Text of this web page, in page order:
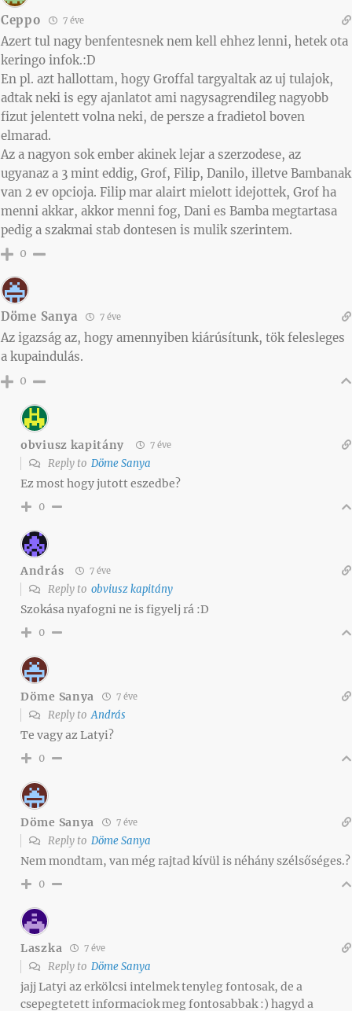
Ceppo 7 éve
Azert tul nagy benfentesnek nem kell ehhez lenni, hetek ota
keringo infok.:D
En pl. azt hallottam, hogy Groffal targyaltak az uj tulajok,
adtak neki is egy ajanlatot ami nagysagrendileg nagyobb
fizut jelentett volna neki, de persze a fradietol boven
elmarad.
Az a nagyon sok ember akinek lejar a szerzodese, az
ugyanaz a 3 mint eddig, Grof, Filip, Danilo, illetve Bambanak
van 2 ev opcioja. Filip mar alairt mielott idejottek, Grof ha
menni akkar, akkor menni fog, Dani es Bamba megtartasa
pedig a szakmai stab dontesen is mulik szerintem.
0
Döme Sanya 7 éve
Az igazság az, hogy amennyiben kiárúsítunk, tök felesleges
a kupaindulás.
0
obviusz kapitány 7 éve
Reply to Döme Sanya
Ez most hogy jutott eszedbe?
0
András 7 éve
Reply to obviusz kapitány
Szokása nyafogni ne is figyelj rá :D
0
Döme Sanya 7 éve
Reply toAndrás
Te vagy az Latyi?
0
Döme Sanya 7 éve
Reply to Döme Sanya
Nem mondtam, van még rajtad kívül is néhány szélsőséges.?
0
Laszka 7 éve
Reply to Döme Sanya
jajj Latyi az erkölcsi intelmek tenyleg fontosak, de a
csepegtetett informaciok meg fontosabbak :) hagyd a